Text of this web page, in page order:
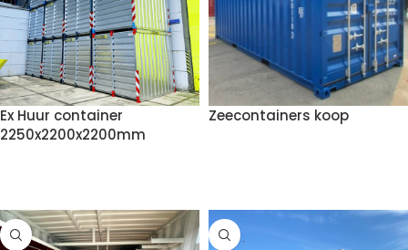
Ex Huur container
2250x2200x2200mm
Zeecontainers koop